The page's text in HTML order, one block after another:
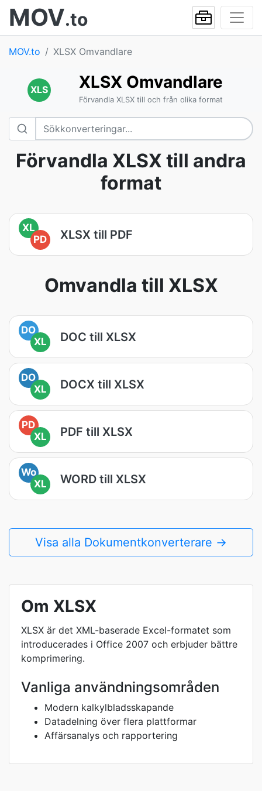
MOV.to
MOV.to XLSX Omvandlare
XLS XLSX Omvandlare
Förvandla XLSX till och från olika format
Förvandla XLSX till andra
format
XL
PD
XLSX till PDF
Omvandla till XLSX
DO
XL
DOC till XLSX
DO
XL
DOCX till XLSX
PD
XL
PDF till XLSX
Wo
XL
WORD till XLSX
Visa alla Dokumentkonverterare →
Om XLSX
XLSX är det XML-baserade Excel-formatet som
introducerades i Office 2007 och erbjuder bättre
komprimering.
Vanliga användningsområden
Modern kalkylbladsskapande
Datadelning över flera plattformar
Affärsanalys och rapportering